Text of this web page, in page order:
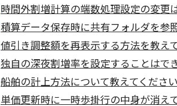
時間外割増計算の端数処理設定の変更
積算データ保存時に共有フォルダを参
値引き調整額を再表示する方法を教え
独自の深夜割増率を設定することはで
船舶の計上方法について教えてください
単価更新時に一時歩掛行の中身が消え